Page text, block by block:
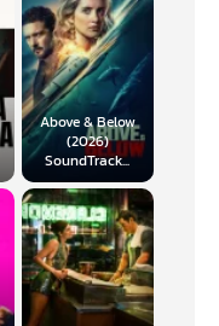
Above & Below
(2026)
SoundTrack...